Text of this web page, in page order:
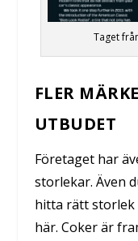
Taget
FLER
UTBUDET
Företaget har
storlekar. Även
hitta rätt storlek
här. Coker är